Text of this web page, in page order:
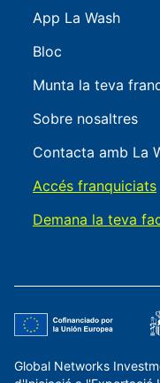
App La Wash
Bloc
Munta la teva
Sobre nosaltres
Contacta amb La
Accés franquiciats
Demana la teva
Global Networks